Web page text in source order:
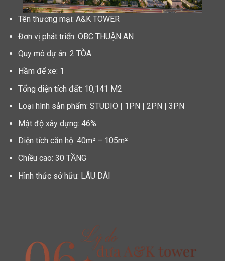
Tên thương mại: A&K TOWER
Đơn vị phát triển: OBC THUẬN AN
Quy mô dự án: 2 TÒA
Hầm để xe: 1
Tổng diện tích đất: 10,141 M2
Loại hình sản phẩm: STUDIO | 1PN | 2PN | 3PN
Mật độ xây dựng: 46%
Diện tích căn hộ: 40m² – 105m²
Chiều cao: 30 TẦNG
Hình thức sở hữu: LÂU DÀI